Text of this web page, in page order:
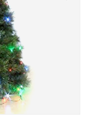
galleria
visualizzazione